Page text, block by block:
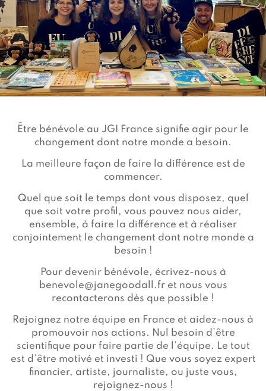
Vies de primates
Les héros du JGI France
Devenir membre du "Cercle des Amis de Jane"
Faire un don
Devenir Chimp Guardian
Agir avec Roots & Shoots
Devenir bénévole
Être bénévole au JGI France signifie agir pour le
changement dont notre monde a besoin.
La meilleure façon de faire la différence est de
commencer.
Quel que soit le temps dont vous disposez, quel
que soit votre profil, vous pouvez nous aider,
ensemble, à faire la différence et à réaliser
conjointement le changement dont notre monde a
besoin !
Pour devenir bénévole, écrivez-nous à
benevole@janegoodall.fret nous vous
recontacterons dès que possible !
Rejoignez notre équipe en France et aidez-nous à
promouvoir nos actions. Nul besoin d’être
scientifique pour faire partie de l’équipe. Le tout
est d’être motivé et investi ! Que vous soyez expert
financier, artiste, journaliste, ou juste vous,
rejoignez-nous !